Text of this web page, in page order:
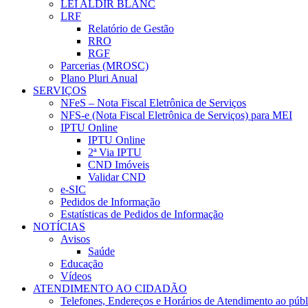
LEI ALDIR BLANC
LRF
Relatório de Gestão
RRO
RGF
Parcerias (MROSC)
Plano Pluri Anual
SERVIÇOS
NFeS – Nota Fiscal Eletrônica de Serviços
NFS-e (Nota Fiscal Eletrônica de Serviços) para MEI
IPTU Online
IPTU Online
2ª Via IPTU
CND Imóveis
Validar CND
e-SIC
Pedidos de Informação
Estatísticas de Pedidos de Informação
NOTÍCIAS
Avisos
Saúde
Educação
Vídeos
ATENDIMENTO AO CIDADÃO
Telefones, Endereços e Horários de Atendimento ao